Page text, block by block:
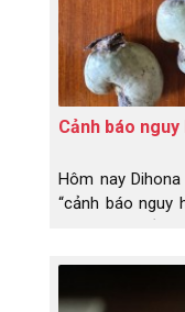
Cảnh báo
Hôm nay
“cảnh báo nguy
môi và sưng
hiểm vậy, sao